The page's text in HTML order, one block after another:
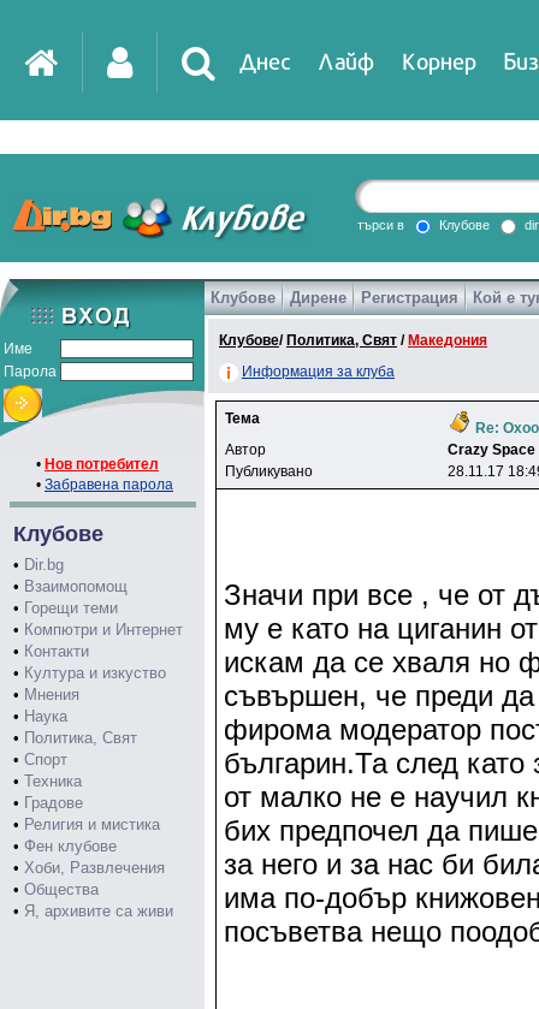
Днес Лайф Корнер
DirTV Impressio
Games
търси в Клубове
Име
Парола
• Нов потребител
• Забравена парола
Клубове
• Dir.bg
• Взаимопомощ
• Горещи теми
• Компютри и Интернет
• Контакти
• Култура и изкуство
• Мнения
• Наука
• Политика, Свят
• Спорт
• Техника
• Градове
• Религия и мистика
• Фен клубове
• Хоби, Развлечения
• Общества
• Я, архивите са живи
Клубове Дирене Регистрация Кой е
Клубове/ Политика, Свят / Македония
Информация за клуба
Тема
Re:
Автор
Crazy Space
Публикувано
28.11.17
Значи при все , че от
му е като на циганин
искам да се хваля но
съвършен, че преди да
фирома модератор
българин.Та след
от малко не е научил
бих предпочел да
за него и за нас би
има по-добър
посъветва нещо